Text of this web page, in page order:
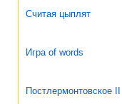
Считая цыплят
Игра of words
Постлермонтовское II